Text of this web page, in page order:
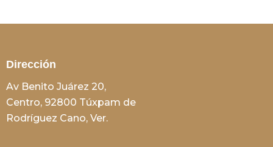
Dirección
Av Benito Juárez 20,
Centro, 92800 Túxpam de
Rodríguez Cano, Ver.